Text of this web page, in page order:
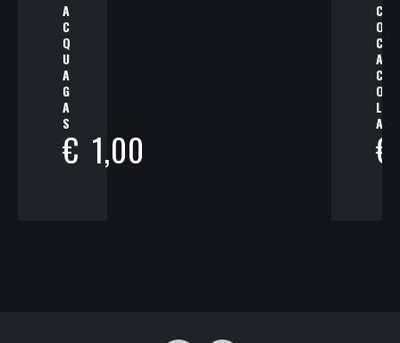
A
C
Q
U
A
G
A
S
€ 1,00
C
O
C
A
C
O
L
A
€